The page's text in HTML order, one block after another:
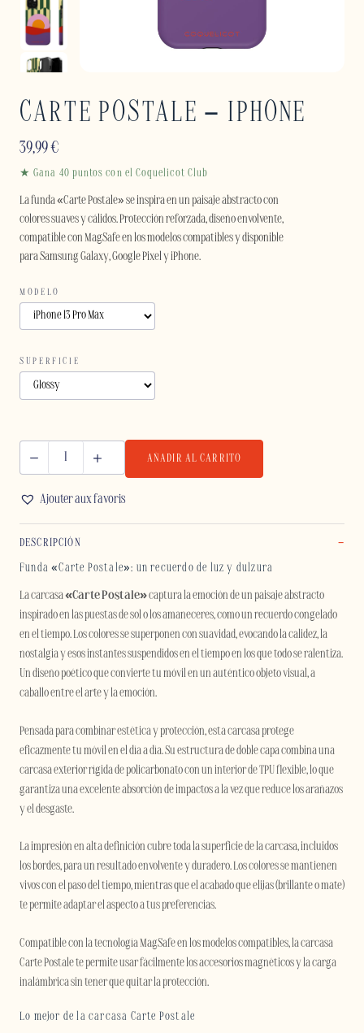
CARTE POSTALE – IPHONE
39,99€
★ Gana 40 puntos con el Coquelicot Club
La funda «Carte Postale» se inspira en un paisaje abstracto con
colores suaves y cálidos. Protección reforzada, diseño envolvente,
compatible con MagSafe en los modelos compatibles y disponible
para Samsung Galaxy, Google Pixel y iPhone.
MODELO
SUPERFICIE
IPHONE
cantidad
AÑADIR AL CARRITO
Ajouter aux favoris
DESCRIPCIÓN
Funda «Carte Postale»: un recuerdo de luz y dulzura
La carcasa«Carte Postale»captura la emoción de un paisaje abstracto
inspirado en las puestas de sol o los amaneceres, como un recuerdo congelado
en el tiempo. Los colores se superponen con suavidad, evocando la calidez, la
nostalgia y esos instantes suspendidos en el tiempo en los que todo se ralentiza.
Un diseño poético que convierte tu móvil en un auténtico objeto visual, a
caballo entre el arte y la emoción.
Pensada para combinar estética y protección, esta carcasa protege
eficazmente tu móvil en el día a día. Su estructura de doble capa combina una
carcasa exterior rígida de policarbonato con un interior de TPU flexible, lo que
garantiza una excelente absorción de impactos a la vez que reduce los arañazos
y el desgaste.
La impresión en alta definición cubre toda la superficie de la carcasa, incluidos
los bordes, para un resultado envolvente y duradero. Los colores se mantienen
vivos con el paso del tiempo, mientras que el acabado que elijas (brillante o mate)
te permite adaptar el aspecto a tus preferencias.
Compatible con la tecnología MagSafe en los modelos compatibles, la carcasa
Carte Postale te permite usar fácilmente los accesorios magnéticos y la carga
inalámbrica sin tener que quitar la protección.
Lo mejor de la carcasa Carte Postale